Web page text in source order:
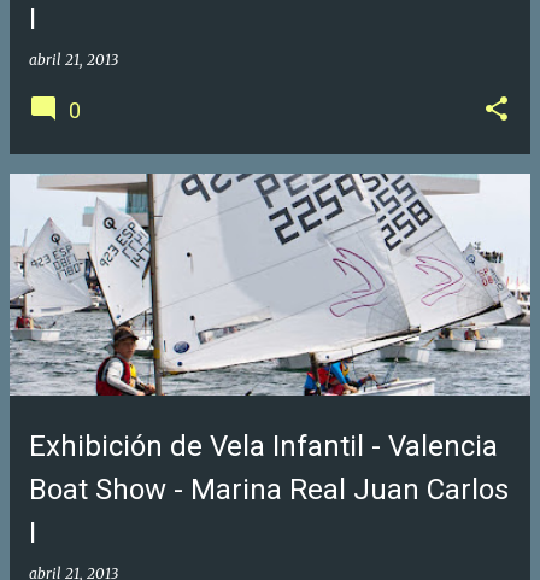
I
abril 21, 2013
0
Exhibición de Vela Infantil - Valencia
Boat Show - Marina Real Juan Carlos
I
abril 21, 2013